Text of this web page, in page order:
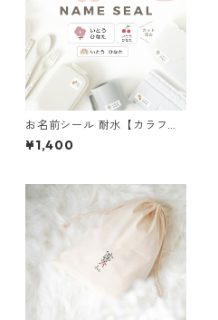
お名前シール 耐水【カラフル
カラー】 漢字対応 選べるアイ
コン カット済み A5×2枚 兄弟
¥1,400